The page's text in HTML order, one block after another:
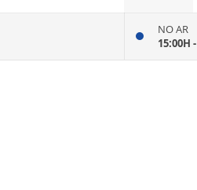
NO AR
15:00H -